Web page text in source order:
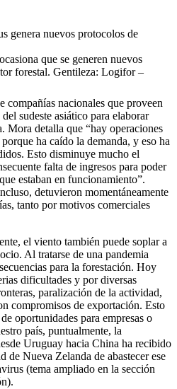
que se generen nuevos
forestal. Gentileza: Logifor –
compañías nacionales que proveen
sudeste asiático para elaborar
Mora detalla que “hay operaciones
ha caído la demanda, y eso ha
Esto disminuye mucho el
falta de ingresos para poder
estaban en funcionamiento”.
detuvieron momentáneamente
tanto por motivos comerciales
el viento también puede soplar a
Al tratarse de una pandemia
para la forestación. Hoy
dificultades y por diversas
paralización de la actividad,
compromisos de exportación. Esto
oportunidades para empresas o
país, puntualmente, la
Uruguay hacia China ha recibido
Nueva Zelanda de abastecer ese
(tema ampliado en la sección